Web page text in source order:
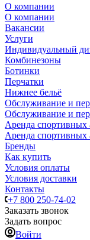
О компании
О компании
Вакансии
Услуги
Индивидуальный
Комбинезоны
Ботинки
Перчатки
Нижнее бельё
Обслуживание и
Обслуживание и
Аренда спортивных
Аренда спортивных
Бренды
Как купить
Условия оплаты
Условия доставки
Контакты
+7 800 250-74-02
Заказать звонок
Задать вопрос
Войти